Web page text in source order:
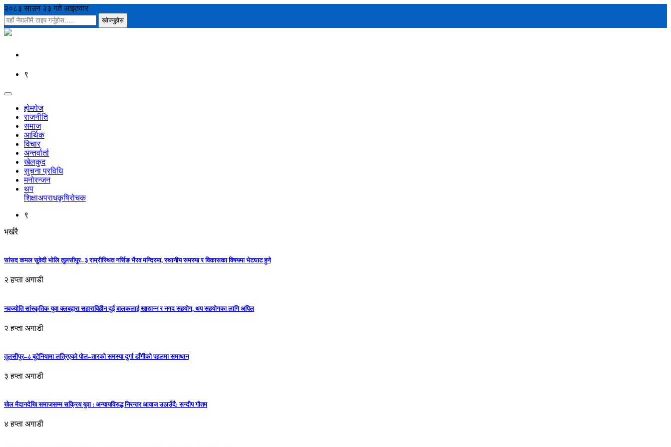
२०८३ साउन २३ गते आइतवार
९
होमपेज
राजनीति
समाज
आर्थिक
विचार
अन्तर्वार्ता
खेलकुद
सुचना प्रविधि
मनोरन्जन
थप
शिक्षाअपराधकृषिरोचक
९
भर्खरै
सांसद कमल सुवेदी भोलि तुलसीपुर–३ राम्रीस्थित नर्सिङ भैरव मन्दिरमा, स्थानीय समस्या र विकासका विषयमा भेटघाट हुने
२ हप्ता अगाडी
नवज्योति सांस्कृतिक युवा क्लबद्वारा सहाराविहीन दुई बालकलाई खाद्यान्न र नगद सहयोग, थप सहयोगका लागि अपिल
२ हप्ता अगाडी
तुलसीपुर–८ बुटेनियामा लत्रिएको पोल–तारको समस्या दुर्गा डाँगीको पहलमा समाधान
३ हप्ता अगाडी
खेल मैदानदेखि समाजसम्म सक्रिय युवा : अन्यायविरुद्ध निरन्तर आवाज उठाउँदै: सन्दीप गौतम
४ हप्ता अगाडी